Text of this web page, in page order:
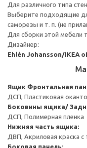
Для различного типа
Выберите подходящие
саморезы и т. п. (не
Для сборки этой мебели
Дизайнер:
Ehlén Johansson/IKEA
Ящик Фронтальная
ДСП, Пластиковая
Боковины ящика/
ДСП, Полимерная пленка
Нижняя часть ящика:
ДВП, Акриловая краска с
Боковая панель: